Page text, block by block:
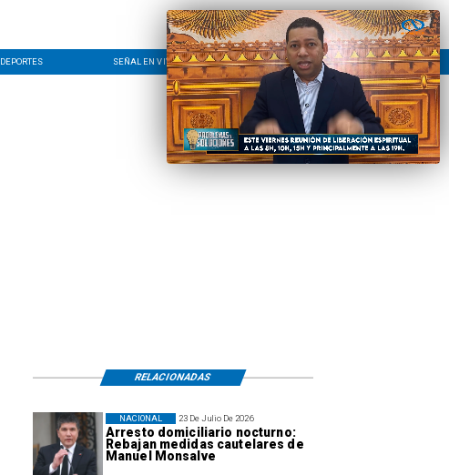
DEPORTES SEÑAL EN VIVO CONTACTO LÍNEA EDITORIAL
23 De Julio De 2026
Arresto domiciliario nocturno:
Rebajan medidas cautelares de
Manuel Monsalve
NACIONAL
RELACIONADAS